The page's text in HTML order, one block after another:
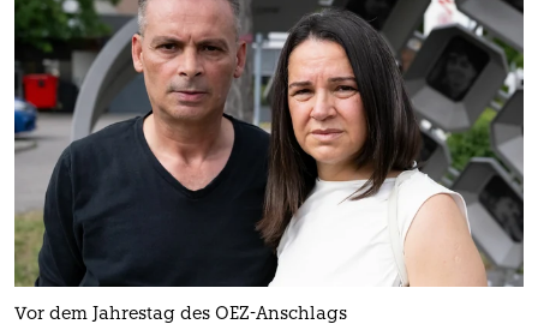
Vor dem Jahrestag des OEZ-Anschlags